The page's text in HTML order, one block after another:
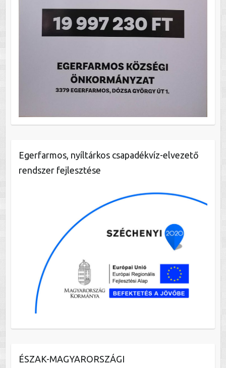
Egerfarmos, nyíltárkos csapadékvíz-elvezető
rendszer fejlesztése
ÉSZAK-MAGYARORSZÁGI